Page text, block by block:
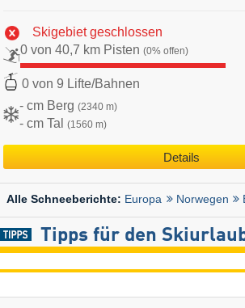
Skigebiet geschlossen
0 von 40,7 km Pisten (0% offen)
0 von 9 Lifte/Bahnen
- cm Berg (2340 m)
- cm Tal (1560 m)
Details
Alle Schneeberichte: Europa Norwegen
Tipps für den